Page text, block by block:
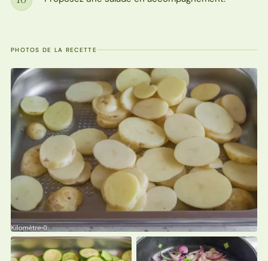
Étape
PHOTOS DE LA RECETTE